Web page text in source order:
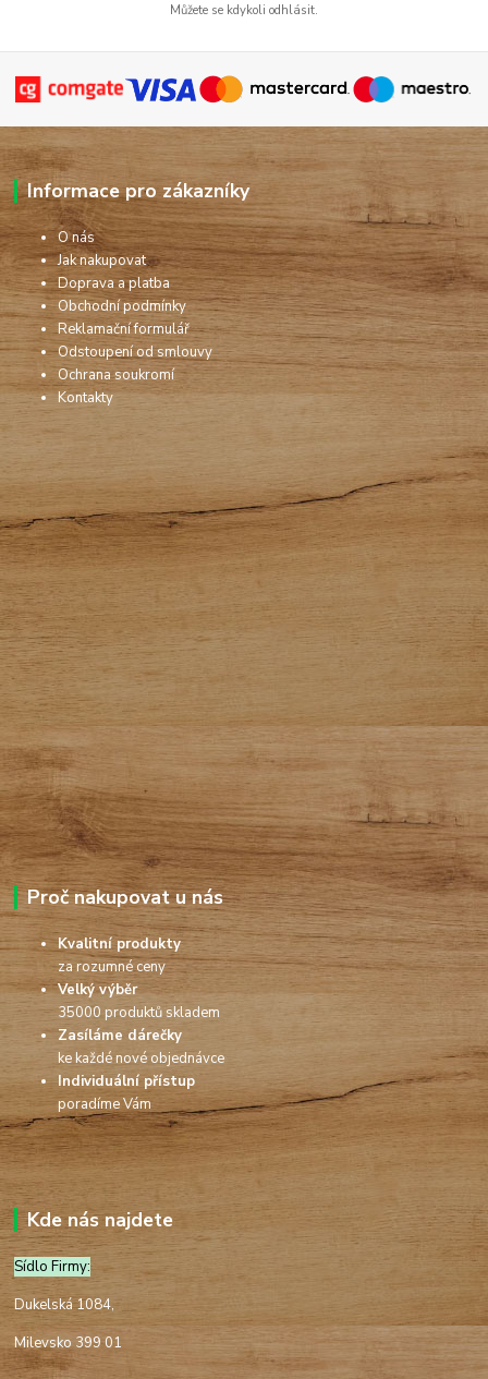
Můžete se kdykoli odhlásit.
Informace pro zákazníky
O nás
Jak nakupovat
Doprava a platba
Obchodní podmínky
Reklamační formulář
Odstoupení od smlouvy
Ochrana soukromí
Kontakty
Proč nakupovat u nás
Kvalitní produkty
za rozumné ceny
Velký výběr
35000 produktů skladem
Zasíláme dárečky
ke každé nové objednávce
Individuální přístup
poradíme Vám
Kde nás najdete
Sídlo Firmy:
Dukelská 1084,
Milevsko 399 01